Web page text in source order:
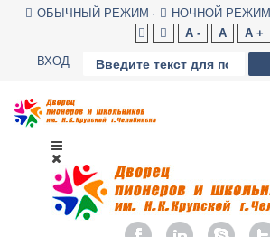
ОБЫЧНЫЙ РЕЖИМ НОЧНОЙ РЕЖИМ
A -
A A +
ВХОД